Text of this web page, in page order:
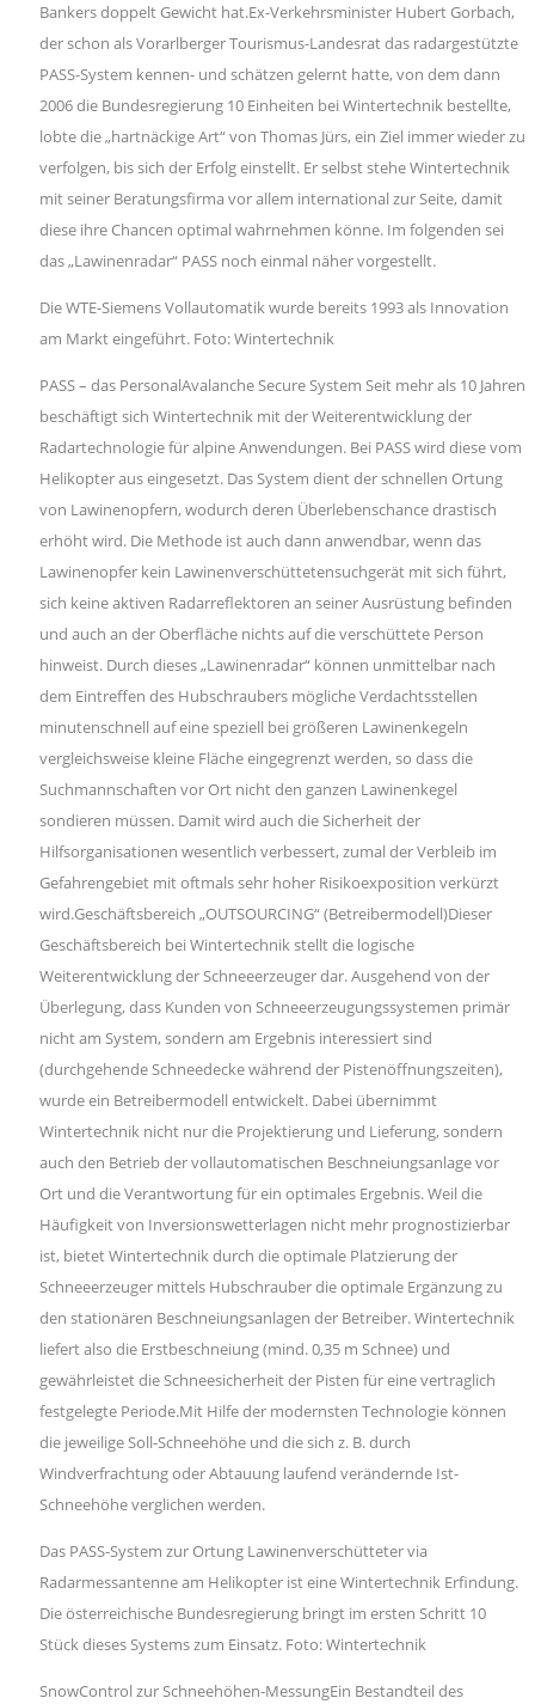
Bankers doppelt Gewicht hat.Ex-Verkehrsminister Hubert Gorbach,
der schon als Vorarlberger Tourismus-Landesrat das radargestützte
PASS-System kennen- und schätzen gelernt hatte, von dem dann
2006 die Bundesregierung 10 Einheiten bei Wintertechnik bestellte,
lobte die „hartnäckige Art“ von Thomas Jürs, ein Ziel immer wieder zu
verfolgen, bis sich der Erfolg einstellt. Er selbst stehe Wintertechnik
mit seiner Beratungsfirma vor allem international zur Seite, damit
diese ihre Chancen optimal wahrnehmen könne. Im folgenden sei
das „Lawinenradar“ PASS noch einmal näher vorgestellt.
Die WTE-Siemens Vollautomatik wurde bereits 1993 als Innovation
am Markt eingeführt. Foto: Wintertechnik
PASS – das PersonalAvalanche Secure System Seit mehr als 10 Jahren
beschäftigt sich Wintertechnik mit der Weiterentwicklung der
Radartechnologie für alpine Anwendungen. Bei PASS wird diese vom
Helikopter aus eingesetzt. Das System dient der schnellen Ortung
von Lawinenopfern, wodurch deren Überlebenschance drastisch
erhöht wird. Die Methode ist auch dann anwendbar, wenn das
Lawinenopfer kein Lawinenverschüttetensuchgerät mit sich führt,
sich keine aktiven Radarreflektoren an seiner Ausrüstung befinden
und auch an der Oberfläche nichts auf die verschüttete Person
hinweist. Durch dieses „Lawinenradar“ können unmittelbar nach
dem Eintreffen des Hubschraubers mögliche Verdachtsstellen
minutenschnell auf eine speziell bei größeren Lawinenkegeln
vergleichsweise kleine Fläche eingegrenzt werden, so dass die
Suchmannschaften vor Ort nicht den ganzen Lawinenkegel
sondieren müssen. Damit wird auch die Sicherheit der
Hilfsorganisationen wesentlich verbessert, zumal der Verbleib im
Gefahrengebiet mit oftmals sehr hoher Risikoexposition verkürzt
wird.Geschäftsbereich „OUTSOURCING“ (Betreibermodell)Dieser
Geschäftsbereich bei Wintertechnik stellt die logische
Weiterentwicklung der Schneeerzeuger dar. Ausgehend von der
Überlegung, dass Kunden von Schneeerzeugungssystemen primär
nicht am System, sondern am Ergebnis interessiert sind
(durchgehende Schneedecke während der Pistenöffnungszeiten),
wurde ein Betreibermodell entwickelt. Dabei übernimmt
Wintertechnik nicht nur die Projektierung und Lieferung, sondern
auch den Betrieb der vollautomatischen Beschneiungsanlage vor
Ort und die Verantwortung für ein optimales Ergebnis. Weil die
Häufigkeit von Inversionswetterlagen nicht mehr prognostizierbar
ist, bietet Wintertechnik durch die optimale Platzierung der
Schneeerzeuger mittels Hubschrauber die optimale Ergänzung zu
den stationären Beschneiungsanlagen der Betreiber. Wintertechnik
liefert also die Erstbeschneiung (mind. 0,35 m Schnee) und
gewährleistet die Schneesicherheit der Pisten für eine vertraglich
festgelegte Periode.Mit Hilfe der modernsten Technologie können
die jeweilige Soll-Schneehöhe und die sich z. B. durch
Windverfrachtung oder Abtauung laufend verändernde Ist-
Schneehöhe verglichen werden.
Das PASS-System zur Ortung Lawinenverschütteter via
Radarmessantenne am Helikopter ist eine Wintertechnik Erfindung.
Die österreichische Bundesregierung bringt im ersten Schritt 10
Stück dieses Systems zum Einsatz. Foto: Wintertechnik
SnowControl zur Schneehöhen-MessungEin Bestandteil des